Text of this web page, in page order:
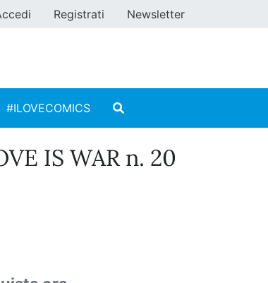
Registrati Newsletter
#ILOVECOMICS
IS WAR n. 20